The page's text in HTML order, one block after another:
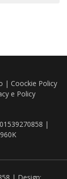
| Coockie Policy
e Policy
|